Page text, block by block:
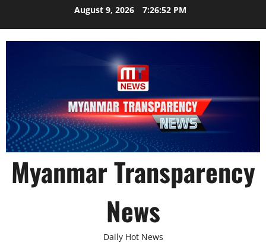
August 9, 2026 7:26:53 PM
Myanmar Transparency
News
Daily Hot News